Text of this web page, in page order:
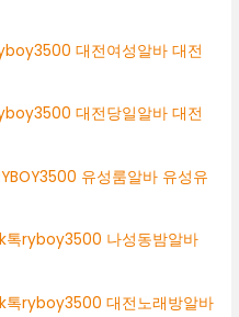
대전여성알바 대전
대전당일알바 대전
유성룸알바 유성유
톡ryboy3500 나성동밤알바
톡ryboy3500 대전노래방알바